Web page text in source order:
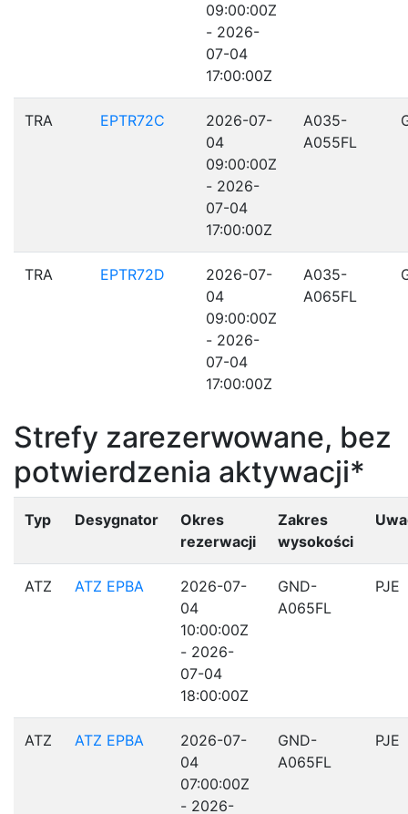
09:00:00Z
- 2026-
07-04
17:00:00Z
TRA EPTR72C
2026-07-
04
09:00:00Z
- 2026-
07-04
17:00:00Z
A035-
A055FL
TRA EPTR72D
2026-07-
04
09:00:00Z
- 2026-
07-04
17:00:00Z
A035-
A065FL
Strefy zarezerwowane, bez
potwierdzenia aktywacji*
Typ Desygnator
Okres
rezerwacji
Zakres
wysokości
ATZ ATZ EPBA
2026-07-
04
10:00:00Z
- 2026-
07-04
18:00:00Z
GND-
A065FL
PJE
ATZ ATZ EPBA
2026-07-
04
07:00:00Z
- 2026-
GND-
A065FL
PJE